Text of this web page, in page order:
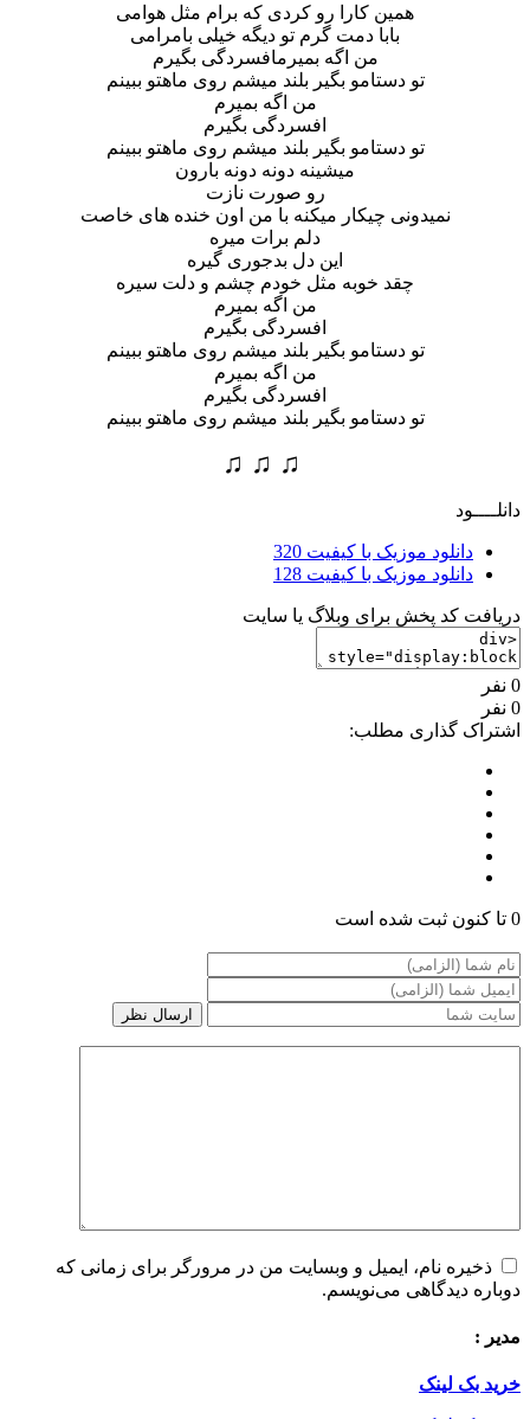
همین کارا رو کردی که برام مثل هوامی
بابا دمت گرم تو دیگه خیلی بامرامی
من اگه بمیرمافسردگی بگیرم
تو دستامو بگیر بلند میشم روی ماهتو ببینم
من اگه بمیرم
افسردگی بگیرم
تو دستامو بگیر بلند میشم روی ماهتو ببینم
میشینه دونه دونه بارون
رو صورت نازت
نمیدونی چیکار میکنه با من اون خنده های خاصت
دلم برات میره
این دل بدجوری گیره
چقد خوبه مثل خودم چشم و دلت سیره
من اگه بمیرم
افسردگی بگیرم
تو دستامو بگیر بلند میشم روی ماهتو ببینم
من اگه بمیرم
افسردگی بگیرم
تو دستامو بگیر بلند میشم روی ماهتو ببینم
♫ ♫ ♫
دانلود موزیک با کیفیت 320
دانلود موزیک با کیفیت 128
کد پخش برای وبلاگ یا سایت
گذاری مطلب:
ذخیره نام، ایمیل و وبسایت من در مرورگر برای زمانی که
دیدگاهی می‌نویسم.
:
بک لینک